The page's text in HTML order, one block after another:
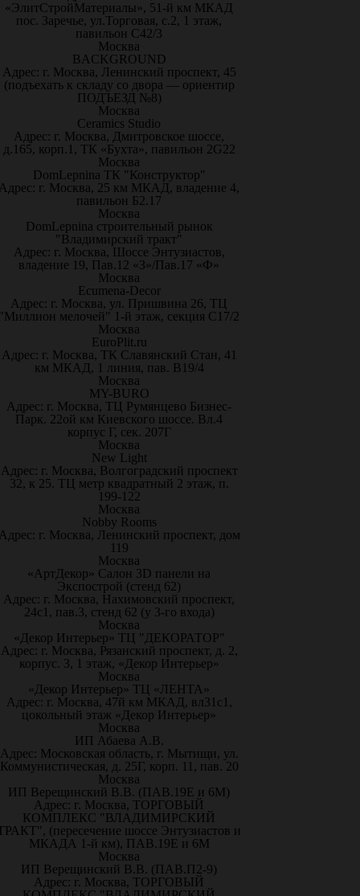
«ЭлитСтройМатериалы», 51-й км МКАД
пос. Заречье, ул.Торговая, с.2, 1 этаж,
павильон С42/3
Москва
BACKGROUND
Адрес: г. Москва, Ленинский проспект, 45
(подъехать к складу со двора — ориентир
ПОДЪЕЗД №8)
Москва
Ceramics Studio
Адрес: г. Москва, Дмитровское шоссе,
д.165, корп.1, ТК «Бухта», павильон 2G22
Москва
DomLepnina ТК "Конструктор"
г. Москва, 25 км МКАД, владение 4,
павильон Б2.17
Москва
DomLepnina строительный рынок
"Владимирский тракт"
Адрес: г. Москва, Шоссе Энтузиастов,
владение 19, Пав.12 «З»/Пав.17 «Ф»
Москва
Ecumena-Decor
Адрес: г. Москва, ул. Пришвина 26, ТЦ
мелочей" 1-й этаж, секция С17/2
Москва
EuroPlit.ru
Адрес: г. Москва, ТК Славянский Стан, 41
км МКАД, 1 линия, пав. В19/4
Москва
MY-BURO
Адрес: г. Москва, ТЦ Румянцево Бизнес-
Парк. 22ой км Киевского шоссе. Вл.4
корпус Г, сек. 207Г
Москва
New Light
Адрес: г. Москва, Волгоградский проспект
32, к 25. ТЦ метр квадратный 2 этаж, п.
199-122
Москва
Nobby Rooms
г. Москва, Ленинский проспект, дом
119
Москва
«АртДекор» Салон 3D панели на
Экспострой (стенд 62)
Адрес: г. Москва, Нахимовский проспект,
24с1, пав.3, стенд 62 (у 3-го входа)
Москва
«Декор Интерьер» ТЦ "ДЕКОРАТОР"
Адрес: г. Москва, Рязанский проспект, д. 2,
корпус. 3, 1 этаж, «Декор Интерьер»
Москва
«Декор Интерьер» ТЦ «ЛЕНТА»
Адрес: г. Москва, 47й км МКАД, вл31с1,
цокольный этаж «Декор Интерьер»
Москва
ИП Абаева А.В.
Адрес: Московская область, г. Мытищи, ул.
Коммунистическая, д. 25Г, корп. 11, пав. 20
Москва
ИП Верещинский В.В. (ПАВ.19Е и 6М)
Адрес: г. Москва, ТОРГОВЫЙ
КОМПЛЕКС "ВЛАДИМИРСКИЙ
(пересечение шоссе Энтузиастов и
МКАДА 1-й км), ПАВ.19Е и 6М
Москва
ИП Верещинский В.В. (ПАВ.П2-9)
Адрес: г. Москва, ТОРГОВЫЙ